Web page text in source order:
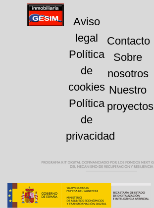
Aviso
legal
Política
de
cookies
Política
de
privacidad
Contacto
Sobre
nosotros
Nuestro
proyectos